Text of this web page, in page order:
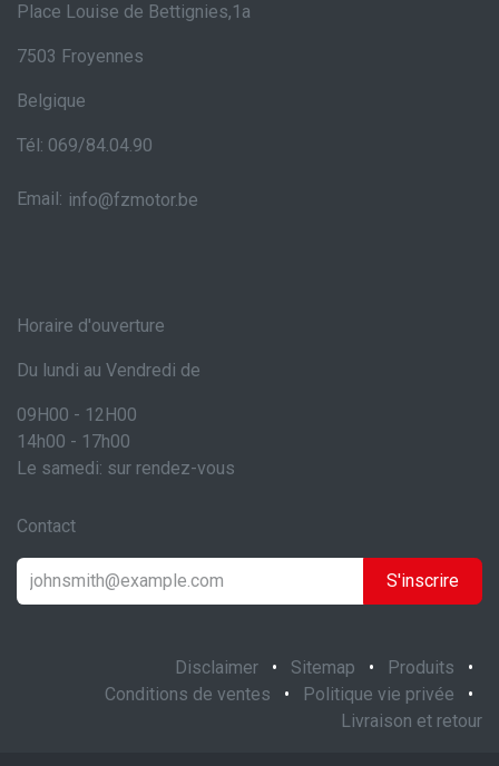
Place Louise de Bettignies,1a
7503 Froyennes
Belgique
Tél: 069/84.04.90
Email: info@fzmotor.be
Horaire d'ouverture
Du lundi au Vendredi de
09H00 - 12H00
14h00 - 17h00
Le samedi: sur rendez-vous
Contact
S'inscrire
Disclaimer • Sitemap • Produits
•
Conditions de ventes
• Politique vie privée
•
Livraison et retour